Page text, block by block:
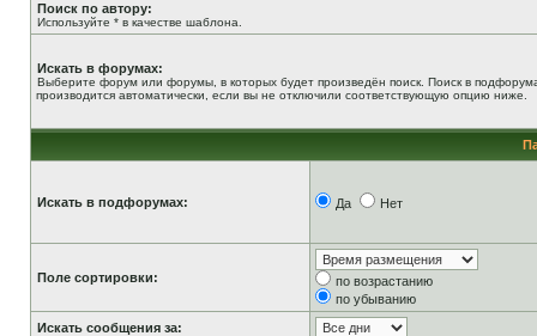
Поиск по автору:
Используйте * в качестве шаблона.
Искать в форумах:
Выберите форум или форумы, в которых будет произведён поиск. Поиск в
производится автоматически, если вы не отключили соответствующую опцию ниже.
Искать в подфорумах: Да Нет
Поле сортировки:
по возрастанию
по убыванию
Искать сообщения за: